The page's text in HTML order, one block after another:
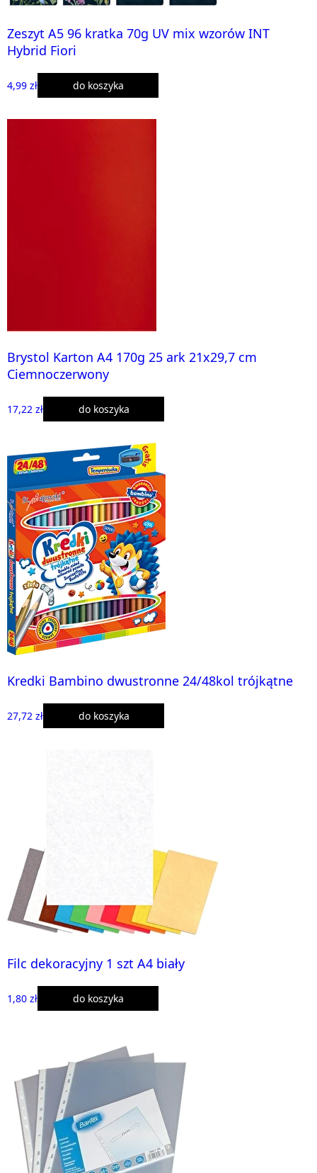
Zeszyt A5 96 kratka 70g UV mix wzorów INT
Hybrid Fiori
4,99 zł do koszyka
Brystol Karton A4 170g 25 ark 21x29,7 cm
Ciemnoczerwony
17,22 zł do koszyka
Kredki Bambino dwustronne 24/48kol trójkątne
27,72 zł do koszyka
Filc dekoracyjny 1 szt A4 biały
1,80 zł do koszyka